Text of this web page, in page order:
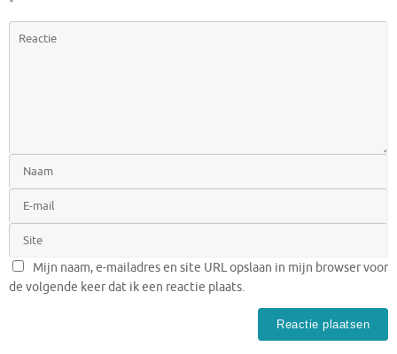
Mijn naam, e-mailadres en site URL opslaan in mijn browser voor
de volgende keer dat ik een reactie plaats.